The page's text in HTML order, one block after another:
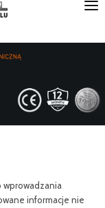
wprowadzania
informacje nie